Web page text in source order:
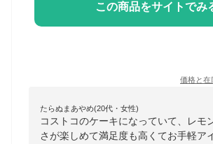
この商品をサイトでみ
価格と在
たらぬまあやめ(20代・女性)
コストコのケーキになっていて、レモ
さが楽しめて満足度も高くてお手軽ア